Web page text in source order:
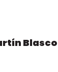
Blasco